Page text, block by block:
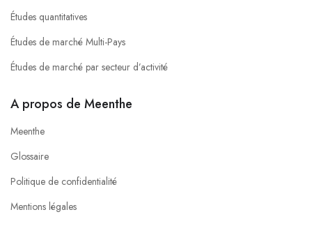
Études quantitatives
Études de marché Multi-Pays
Études de marché par secteur d’activité
A propos de Meenthe
Meenthe
Glossaire
Politique de confidentialité
Mentions légales